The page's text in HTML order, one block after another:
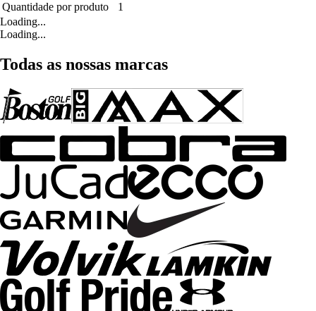
Quantidade por produto
1
Loading...
Loading...
Todas as nossas marcas